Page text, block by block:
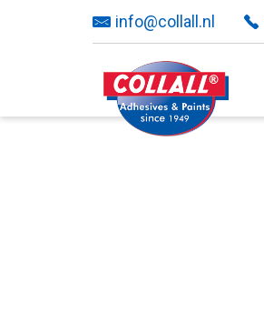
info@collall.nl